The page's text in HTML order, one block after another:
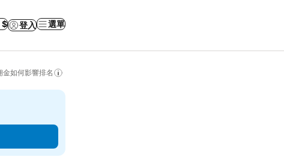
$ 登入 選單
金如何影響排名